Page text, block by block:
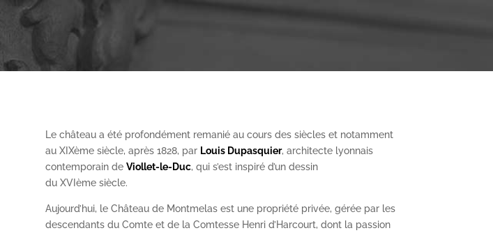
Le château a été profondément remanié au cours des siècles et notamment
au XIXèmesiècle, après 1828, par Louis Dupasquier, architecte lyonnais
contemporain de Viollet-le-Duc, qui s’est inspiré d’un dessin
du XVI èmesiècle.
Aujourd’hui, le Château de Montmelas est une propriété privée, gérée par les
descendants du Comte et de la Comtesse Henri d’Harcourt, dont la passion